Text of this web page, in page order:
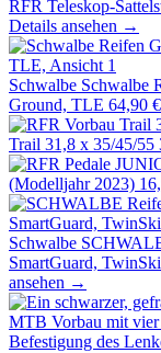
RFR Teleskop-
Details ansehen →
Schwalbe Schwalbe
Ground, TLE 64,90 €
Trail 31,8 x 35/45/55
(Modelljahr 2023)
Schwalbe
SmartGuard,
ansehen →